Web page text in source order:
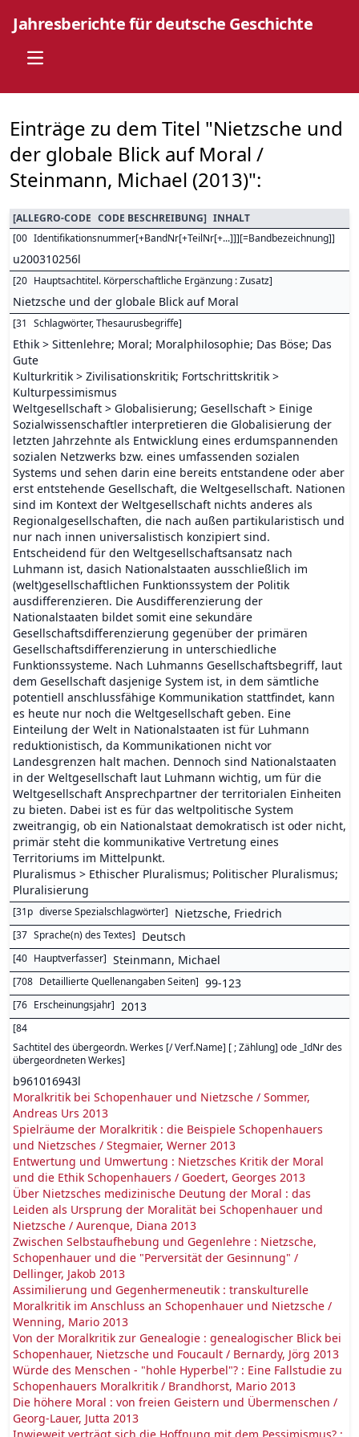
Jahresberichte für deutsche Geschichte
Open main menu
Einträge zu dem Titel "Nietzsche und
der globale Blick auf Moral /
Steinmann, Michael (2013)":
[ALLEGRO-CODE CODE BESCHREIBUNG] INHALT
[00 Identifikationsnummer[+BandNr[+TeilNr[+...]]][=Bandbezeichnung]]
u200310256l
[20 Hauptsachtitel. Körperschaftliche Ergänzung : Zusatz]
Nietzsche und der globale Blick auf Moral
[31 Schlagwörter, Thesaurusbegriffe]
Ethik > Sittenlehre; Moral; Moralphilosophie; Das Böse; Das
Gute
Kulturkritik > Zivilisationskritik; Fortschrittskritik >
Kulturpessimismus
Weltgesellschaft > Globalisierung; Gesellschaft > Einige
Sozialwissenschaftler interpretieren die Globalisierung der
letzten Jahrzehnte als Entwicklung eines erdumspannenden
sozialen Netzwerks bzw. eines umfassenden sozialen
Systems und sehen darin eine bereits entstandene oder aber
erst entstehende Gesellschaft, die Weltgesellschaft. Nationen
sind im Kontext der Weltgesellschaft nichts anderes als
Regionalgesellschaften, die nach außen partikularistisch und
nur nach innen universalistisch konzipiert sind.
Entscheidend für den Weltgesellschaftsansatz nach
Luhmann ist, dasich Nationalstaaten ausschließlich im
(welt)gesellschaftlichen Funktionssystem der Politik
ausdifferenzieren. Die Ausdifferenzierung der
Nationalstaaten bildet somit eine sekundäre
Gesellschaftsdifferenzierung gegenüber der primären
Gesellschaftsdifferenzierung in unterschiedliche
Funktionssysteme. Nach Luhmanns Gesellschaftsbegriff, laut
dem Gesellschaft dasjenige System ist, in dem sämtliche
potentiell anschlussfähige Kommunikation stattfindet, kann
es heute nur noch die Weltgesellschaft geben. Eine
Einteilung der Welt in Nationalstaaten ist für Luhmann
reduktionistisch, da Kommunikationen nicht vor
Landesgrenzen halt machen. Dennoch sind Nationalstaaten
in der Weltgesellschaft laut Luhmann wichtig, um für die
Weltgesellschaft Ansprechpartner der territorialen Einheiten
zu bieten. Dabei ist es für das weltpolitische System
zweitrangig, ob ein Nationalstaat demokratisch ist oder nicht,
primär steht die kommunikative Vertretung eines
Territoriums im Mittelpunkt.
Pluralismus > Ethischer Pluralismus; Politischer Pluralismus;
Pluralisierung
[31p diverse Spezialschlagwörter] Nietzsche, Friedrich
[37 Sprache(n) des Textes] Deutsch
[40 Hauptverfasser] Steinmann, Michael
[708 Detaillierte Quellenangaben Seiten] 99-123
[76 Erscheinungsjahr] 2013
[84
Sachtitel des übergeordn. Werkes [/ Verf.Name] [ ; Zählung] ode _IdNr des
übergeordneten Werkes]
b961016943l
Moralkritik bei Schopenhauer und Nietzsche / Sommer,
Andreas Urs 2013
Spielräume der Moralkritik : die Beispiele Schopenhauers
und Nietzsches / Stegmaier, Werner 2013
Entwertung und Umwertung : Nietzsches Kritik der Moral
und die Ethik Schopenhauers / Goedert, Georges 2013
Über Nietzsches medizinische Deutung der Moral : das
Leiden als Ursprung der Moralität bei Schopenhauer und
Nietzsche / Aurenque, Diana 2013
Zwischen Selbstaufhebung und Gegenlehre : Nietzsche,
Schopenhauer und die "Perversität der Gesinnung" /
Dellinger, Jakob 2013
Assimilierung und Gegenhermeneutik : transkulturelle
Moralkritik im Anschluss an Schopenhauer und Nietzsche /
Wenning, Mario 2013
Von der Moralkritik zur Genealogie : genealogischer Blick bei
Schopenhauer, Nietzsche und Foucault / Bernardy, Jörg 2013
Würde des Menschen - "hohle Hyperbel"? : Eine Fallstudie zu
Schopenhauers Moralkritik / Brandhorst, Mario 2013
Die höhere Moral : von freien Geistern und Übermenschen /
Georg-Lauer, Jutta 2013